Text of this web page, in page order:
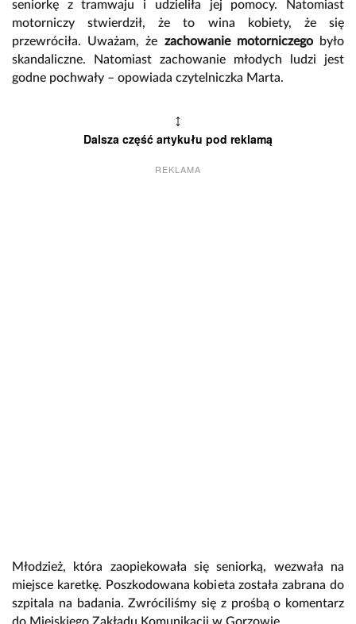
seniorkę z tramwaju i udzieliła jej pomocy. Natomiast
motorniczy stwierdził, że to wina kobiety, że się
przewróciła. Uważam, że zachowanie motorniczegobyło
skandaliczne. Natomiast zachowanie młodych ludzi jest
godne pochwały – opowiada czytelniczka Marta.
↕
Dalsza część artykułu pod reklamą
REKLAMA
Młodzież, która zaopiekowała się seniorką, wezwała na
miejsce karetkę. Poszkodowana kobieta została zabrana do
szpitala na badania. Zwróciliśmy się z prośbą o komentarz